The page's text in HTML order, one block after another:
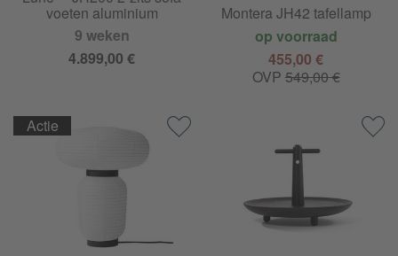
voeten aluminium
9 weken
4.899,00 €
Montera JH42 tafellamp
op voorraad
455,00 €
OVP 549,00 €
Actie